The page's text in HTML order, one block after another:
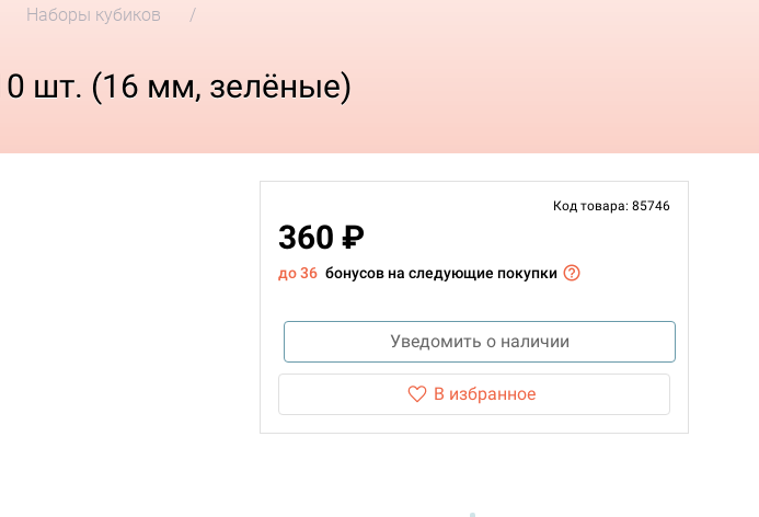
Наборы кубиков
шт. (16 мм, зелёные)
Код товара: 85746
360 ₽
до 36 бонусов на следующие покупки
Уведомить о наличии
В избранное